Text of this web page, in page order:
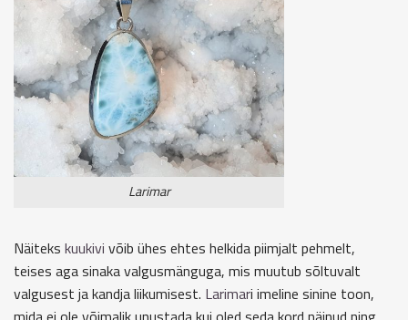
Larimar
Näiteks kuukivi võib ühes ehtes helkida piimjalt pehmelt,
teises aga sinaka valgusmänguga, mis muutub sõltuvalt
valgusest ja kandja liikumisest. Larimari imeline sinine toon,